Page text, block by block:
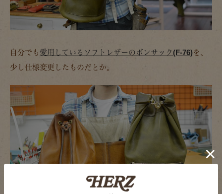
自分でも 愛用しているソフトレザーのボンサック(F-76)を、
少し仕様変更したものだとか。